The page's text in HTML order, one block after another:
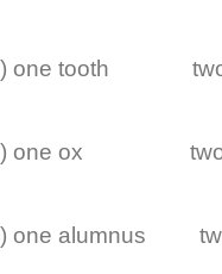
one tooth
one ox
one alumnus